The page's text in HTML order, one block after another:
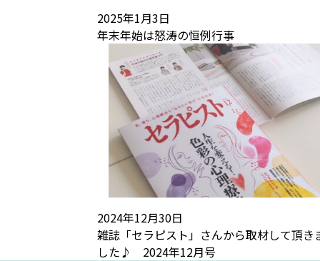
2025年1月3日
年末年始は怒涛の恒例行事
2024年12月30日
雑誌「セラピスト」さんから取材して頂き
した♪ 2024年12月号